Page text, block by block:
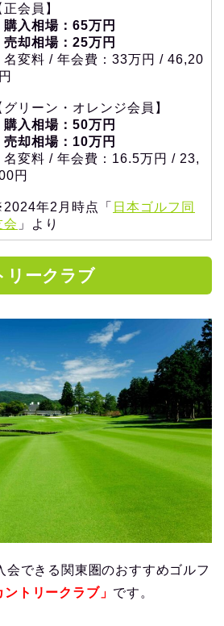
正会員】
購入相場：65万円
売却相場：25万円
名変料 / 年会費：33万円 / 46,20
グリーン・オレンジ会員】
購入相場：50万円
売却相場：10万円
名変料 / 年会費：16.5万円 / 23,
円
年2月時点「 日本ゴルフ同
会 」より
ークラブ
会できる関東圏のおすすめゴルフ
ントリークラブ」 です。